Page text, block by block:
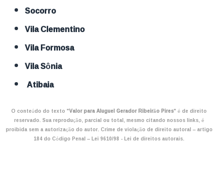
Socorro
Vila Clementino
Vila Formosa
Vila Sônia
Atibaia
O conteúdo do texto "Valor para Aluguel Gerador Ribeirão Pires" é de direito
reservado. Sua reprodução, parcial ou total, mesmo citando nossos links, é
proibida sem a autorização do autor. Crime de violação de direito autoral – artigo
184 do Código Penal –Lei 9610/98 - Lei de direitos autorais.